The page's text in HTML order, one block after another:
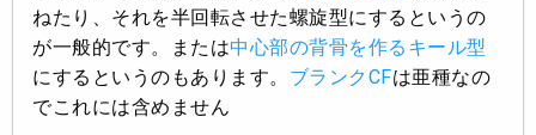
ねたり、それを半回転させた螺旋型にするというの
が一般的です。または中心部の背骨を作るキール型
にするというのもあります。 ブランクCFは亜種なの
でこれには含めません